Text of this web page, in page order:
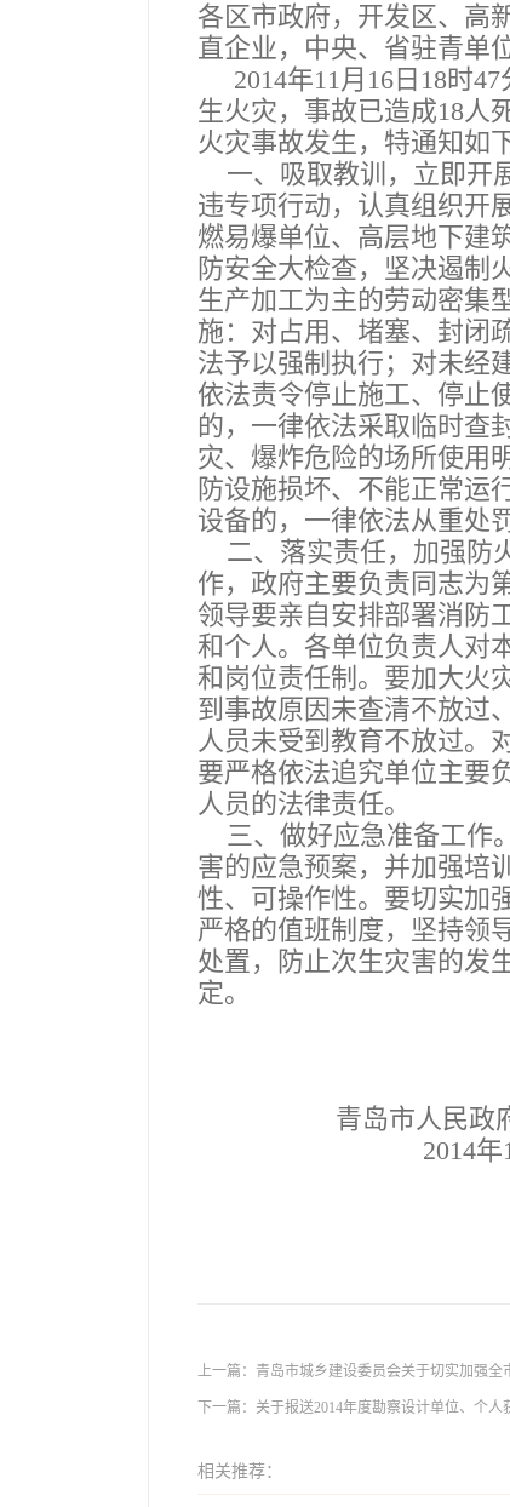
各区市政府，开发区、高
直企业，中央、省驻青单位
2014年11月16日18时47
生火灾，事故已造成18人
火灾事故发生，特通知如下
一、吸取教训，立即开
违专项行动，认真组织开
燃易爆单位、高层地下建
防安全大检查，坚决遏制
生产加工为主的劳动密集
施：对占用、堵塞、封闭
法予以强制执行；对未经
依法责令停止施工、停止
的，一律依法采取临时查
灾、爆炸危险的场所使用
防设施损坏、不能正常运
设备的，一律依法从重处罚
二、落实责任，加强防
作，政府主要负责同志为
领导要亲自安排部署消防
和个人。各单位负责人对
和岗位责任制。要加大火
到事故原因未查清不放过
人员未受到教育不放过。
要严格依法追究单位主要
人员的法律责任。
三、做好应急准备工作
害的应急预案，并加强培
性、可操作性。要切实加
严格的值班制度，坚持领
处置，防止次生灾害的发
定。
青岛市人民政府安
2014年11月
上一篇： 青岛市城乡建设委员会关于切实加强
下一篇： 关于报送2014年度勘察设计单位、个人
相关推荐：